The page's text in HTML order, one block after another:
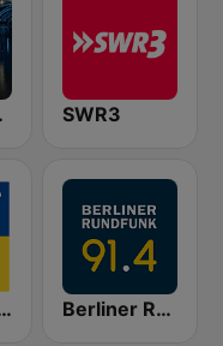
SWR3
90er Hits Berliner Rundfunk 91.4